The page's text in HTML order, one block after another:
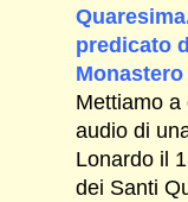
predicato
Mettiamo a
audio di
Lonardo il
dei Santi